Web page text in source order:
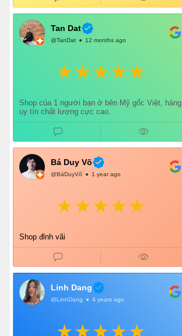
Chắc chắn mình sẽ tiếp tục ủng hộ shop lâu dài
và giới thiệu thêm cho bạn bè 👍
Tan Dat
@TanDat 12 months ago
Shop của 1 người bạn ở bên Mỹ gốc Việt, hàng
uy tín chất lượng cực cao.
Bá Duy Võ
@BáDuyVõ 1 year ago
Shop đỉnh vãi
Linh Dang
@LinhDang 4 years ago